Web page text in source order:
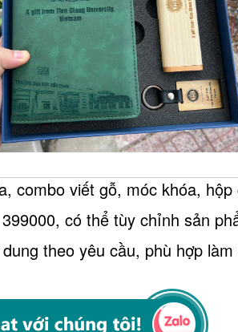
combo viết gỗ, móc khóa, hộp
có thể tùy chỉnh sản
theo yêu cầu, phù hợp